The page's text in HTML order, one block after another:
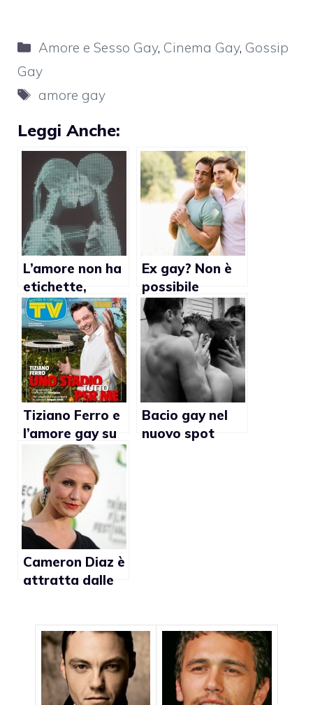
Categorie
Amore e Sesso Gay, Cinema Gay, Gossip
Gay
Tag
amore gay
Leggi Anche:
L’amore non ha
etichette,
campagna
virale (VIDEO)
Ex gay? Non è
possibile
smettere di
essere
omosessuali
Tiziano Ferro e
l’amore gay su
Tv Sorrisi &
Canzoni
Bacio gay nel
nuovo spot
Cameron Diaz è
attratta dalle
senza…